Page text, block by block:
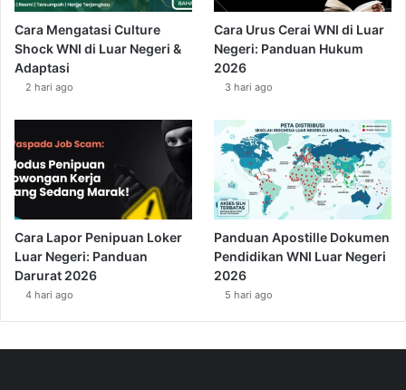
Cara Mengatasi Culture
Shock WNI di Luar Negeri &
Adaptasi
2 hari ago
Cara Urus Cerai WNI di Luar
Negeri: Panduan Hukum
2026
3 hari ago
Cara Lapor Penipuan Loker
Luar Negeri: Panduan
Darurat 2026
4 hari ago
Panduan Apostille Dokumen
Pendidikan WNI Luar Negeri
2026
5 hari ago